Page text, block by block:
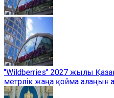
"Wildberries" 2027 жылы
метрлік жаңа қойма